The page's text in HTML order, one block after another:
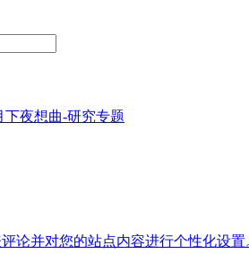
下夜想曲-研究专题
论并对您的站点内容进行个性化设置